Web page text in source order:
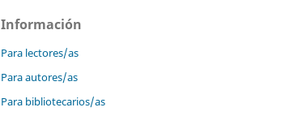
Información
Para lectores/as
Para autores/as
Para bibliotecarios/as